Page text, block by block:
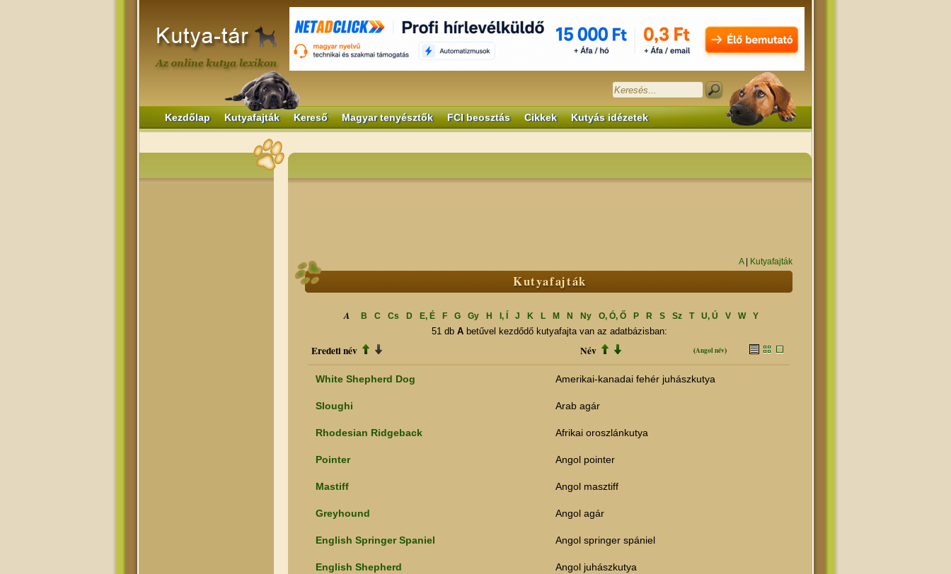
Kezdőlap Kutyafajták Kereső Magyar tenyésztők FCI beosztás Cikkek Kutyás idézetek
A| Kutyafajták
Kutyafajták
A B C Cs D E, É F G Gy H I, Í J K L M N Ny O, Ó, Ő P R S Sz T U, Ú V W Y
51 db A betűvel kezdődő kutyafajta van az adatbázisban:
Eredeti név Név (Angol név)
White Shepherd Dog Amerikai-kanadai fehér juhászkutya
Sloughi Arab agár
Rhodesian Ridgeback Afrikai oroszlánkutya
Pointer Angol pointer
Mastiff Angol masztiff
Greyhound Angol agár
English Springer Spaniel Angol springer spániel
English Shepherd Angol juhászkutya